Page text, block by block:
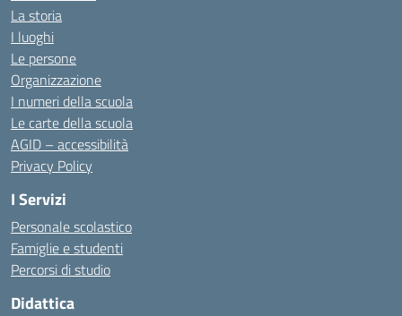
La storia
I luoghi
Le persone
Organizzazione
I numeri della scuola
Le carte della scuola
AGID – accessibilità
Privacy Policy
I Servizi
Personale scolastico
Famiglie e studenti
Percorsi di studio
Didattica